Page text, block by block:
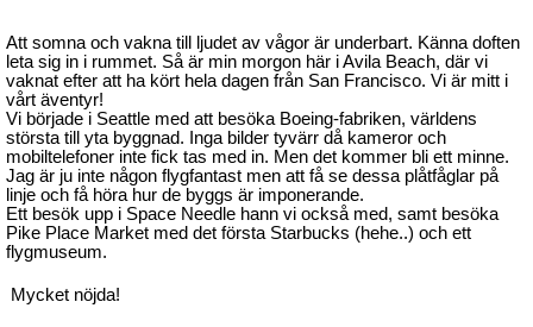
Att somna och vakna till ljudet av vågor är underbart. Känna doften
leta sig in i rummet. Så är min morgon här i Avila Beach, där vi
vaknat efter att ha kört hela dagen från San Francisco. Vi är mitt i
vårt äventyr!
Vi började i Seattle med att besöka Boeing-fabriken, världens
största till yta byggnad. Inga bilder tyvärr då kameror och
mobiltelefoner inte fick tas med in. Men det kommer bli ett minne.
Jag är ju inte någon flygfantast men att få se dessa plåtfåglar på
linje och få höra hur de byggs är imponerande.
Ett besök upp i Space Needle hann vi också med, samt besöka
Pike Place Market med det första Starbucks (hehe..) och ett
flygmuseum.
Mycket nöjda!